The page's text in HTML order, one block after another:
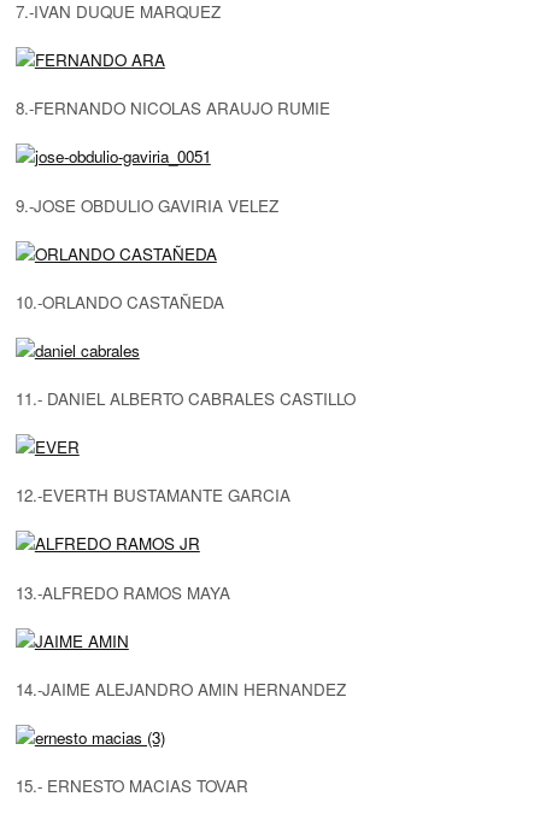
7.-IVAN DUQUE MARQUEZ
8.-FERNANDO NICOLAS ARAUJO RUMIE
9.-JOSE OBDULIO GAVIRIA VELEZ
10.-ORLANDO CASTAÑEDA
11.- DANIEL ALBERTO CABRALES CASTILLO
12.-EVERTH BUSTAMANTE GARCIA
13.-ALFREDO RAMOS MAYA
14.-JAIME ALEJANDRO AMIN HERNANDEZ
15.- ERNESTO MACIAS TOVAR